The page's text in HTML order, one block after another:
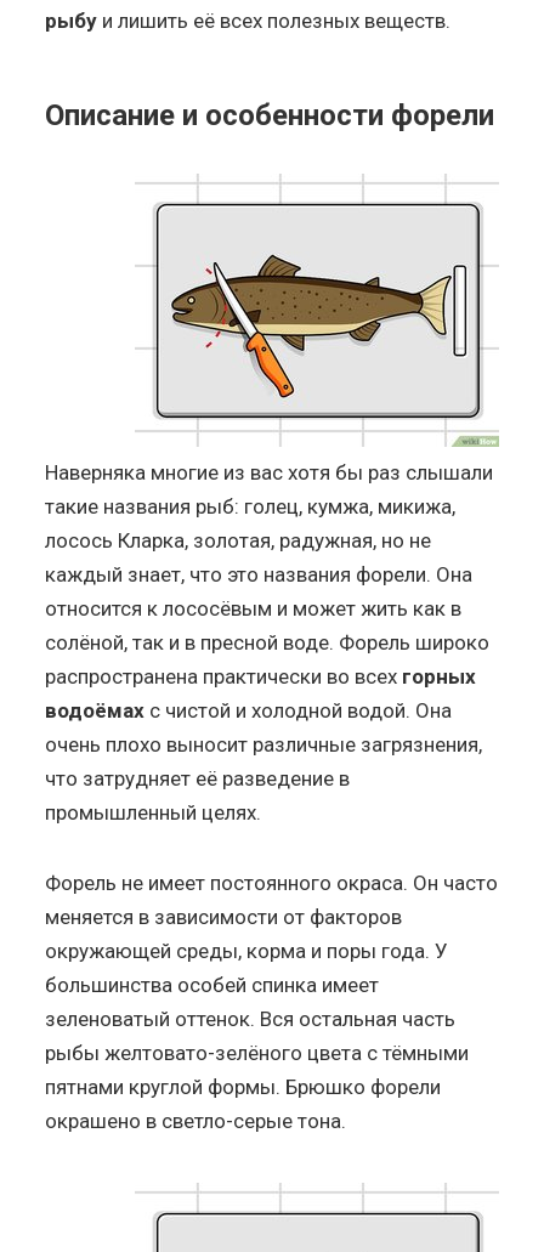
рыбу и лишить её всех полезных веществ.
Описание и особенности форели
Наверняка многие из вас хотя бы раз слышали
такие названия рыб: голец, кумжа, микижа,
лосось Кларка, золотая, радужная, но не
каждый знает, что это названия форели. Она
относится к лососёвым и может жить как в
солёной, так и в пресной воде. Форель широко
распространена практически во всех горных
водоёмах с чистой и холодной водой. Она
очень плохо выносит различные загрязнения,
что затрудняет её разведение в
промышленный целях.
Форель не имеет постоянного окраса. Он часто
меняется в зависимости от факторов
окружающей среды, корма и поры года. У
большинства особей спинка имеет
зеленоватый оттенок. Вся остальная часть
рыбы желтовато-зелёного цвета с тёмными
пятнами круглой формы. Брюшко форели
окрашено в светло-серые тона.